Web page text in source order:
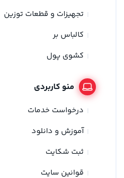
تجهیزات و قطعات توزین
کالباس بر
کشوی پول
منو کاربردی
درخواست خدمات
آموزش و دانلود
ثبت شکایت
قوانین سایت